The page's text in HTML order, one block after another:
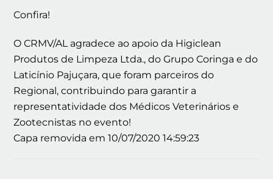
Confira!
O CRMV/AL agradece ao apoio da Higiclean
Produtos de Limpeza Ltda., do Grupo Coringa e do
Laticínio Pajuçara, que foram parceiros do
Regional, contribuindo para garantir a
representatividade dos Médicos Veterinários e
Zootecnistas no evento!
Capa removida em 10/07/2020 14:59:23